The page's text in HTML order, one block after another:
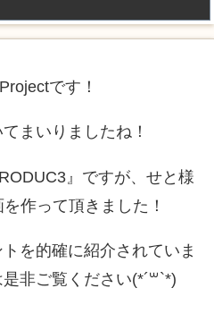
です！
まいりましたね！
』ですが、せと様
作って頂きました！
を的確に紹介されていま
非ご覧ください(*´꒳`*)